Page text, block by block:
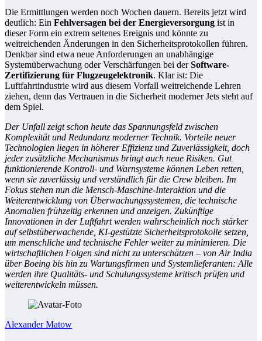
Die Ermittlungen werden noch Wochen dauern. Bereits jetzt wird
deutlich: Ein Fehlversagen bei der Energieversorgung ist in
dieser Form ein extrem seltenes Ereignis und könnte zu
weitreichenden Änderungen in den Sicherheitsprotokollen führen.
Denkbar sind etwa neue Anforderungen an unabhängige
Systemüberwachung oder Verschärfungen bei derSoftware-
Zertifizierung für Flugzeugelektronik. Klar ist: Die
Luftfahrtindustrie wird aus diesem Vorfall weitreichende Lehren
ziehen, denn das Vertrauen in die Sicherheit moderner Jets steht auf
dem Spiel.
Der Unfall zeigt schon heute das Spannungsfeld zwischen
Komplexität und Redundanz moderner Technik. Vorteile neuer
Technologien liegen in höherer Effizienz und Zuverlässigkeit, doch
jeder zusätzliche Mechanismus bringt auch neue Risiken. Gut
funktionierende Kontroll- und Warnsysteme können Leben retten,
wenn sie zuverlässig und verständlich für die Crew bleiben. Im
Fokus stehen nun die Mensch-Maschine-Interaktion und die
Weiterentwicklung von Überwachungssystemen, die technische
Anomalien frühzeitig erkennen und anzeigen. Zukünftige
Innovationen in der Luftfahrt werden wahrscheinlich noch stärker
auf selbstüberwachende, KI-gestützte Sicherheitsprotokolle setzen,
um menschliche und technische Fehler weiter zu minimieren. Die
wirtschaftlichen Folgen sind nicht zu unterschätzen – von Air India
über Boeing bis hin zu Wartungsfirmen und Systemlieferanten: Alle
werden ihre Qualitäts- und Schulungssysteme kritisch prüfen und
weiterentwickeln müssen.
Alexander Matow